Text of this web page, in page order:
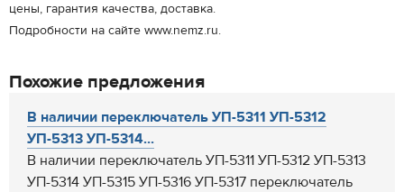
цены, гарантия качества, доставка.
Подробности на сайте www.nemz.ru.
Похожие предложения
В наличии переключатель УП-5311 УП-5312
УП-5313 УП-5314...
В наличии переключатель УП-5311 УП-5312 УП-5313
УП-5314 УП-5315 УП-5316 УП-5317 переключатель